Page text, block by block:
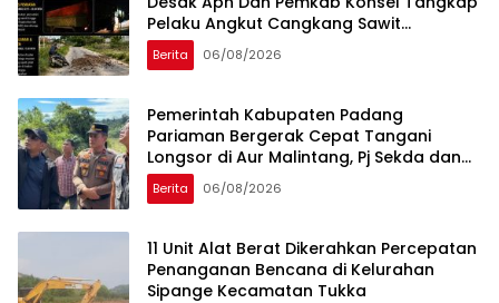
Pelaku Angkut Cangkang Sawit
Overload, Truk PT KAP Melintas Jalan
Umum
Berita 06/08/2026
Pemerintah Kabupaten Padang
Pariaman Bergerak Cepat Tangani
Longsor di Aur Malintang, Pj Sekda dan
Anggota DPR RI Sepakati Pembukaan
Trase Jalan Baru
Berita 06/08/2026
11 Unit Alat Berat Dikerahkan Percepatan
Penanganan Bencana di Kelurahan
Sipange Kecamatan Tukka